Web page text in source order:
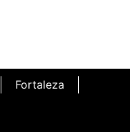
Fortaleza